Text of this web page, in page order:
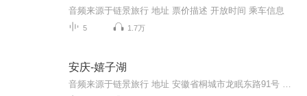
音频来源于链景旅行 地址 票价描述 开放时间 乘车信息
5 1.7万
安庆-嬉子湖